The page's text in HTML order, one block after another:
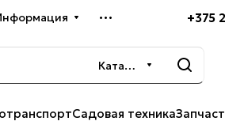
+375
Каталог
Садовая техника